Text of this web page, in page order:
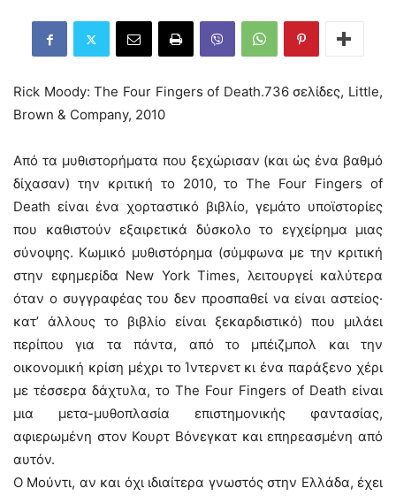
Rick Moody: The Four Fingers of Death.736 σελίδες, Little,
Brown & Company, 2010
Από τα μυθιστορήματα που ξεχώρισαν (και ώς ένα βαθμό
δίχασαν) την κριτική το 2010, το The Four Fingers of
Death είναι ένα χορταστικό βιβλίο, γεμάτο υποϊστορίες
που καθιστούν εξαιρετικά δύσκολο το εγχείρημα μιας
σύνοψης. Κωμικό μυθιστόρημα (σύμφωνα με την κριτική
στην εφημερίδα New York Times, λειτουργεί καλύτερα
όταν ο συγγραφέας του δεν προσπαθεί να είναι αστείος·
κατ’ άλλους το βιβλίο είναι ξεκαρδιστικό) που μιλάει
περίπου για τα πάντα, από το μπέιζμπολ και την
οικονομική κρίση μέχρι το Ίντερνετ κι ένα παράξενο χέρι
με τέσσερα δάχτυλα, το The Four Fingers of Death είναι
μια μετα-μυθοπλασία επιστημονικής φαντασίας,
αφιερωμένη στον Κουρτ Βόνεγκατ και επηρεασμένη από
αυτόν.
Ο Μούντι, αν και όχι ιδιαίτερα γνωστός στην Ελλάδα, έχει